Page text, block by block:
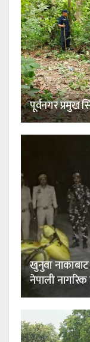
पूर्वनगर प्रमुख
खुनुवा
नेपाली नागरिक